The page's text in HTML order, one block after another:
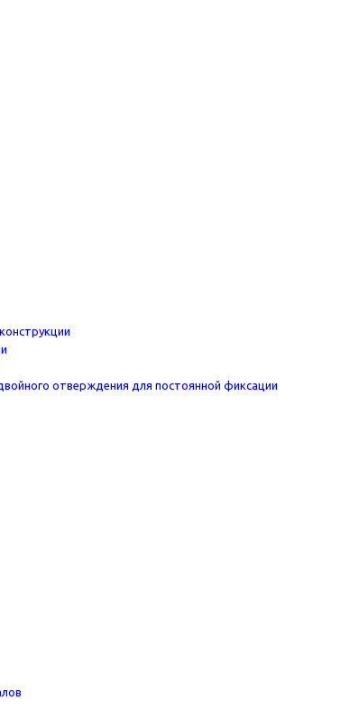
отверждения для постоянной фиксации